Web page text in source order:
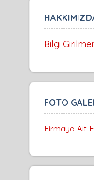
Bilgi
FOTO
Firmaya Ait